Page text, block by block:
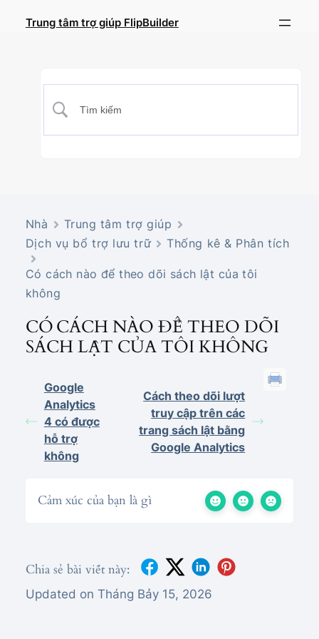
Trung tâm trợ giúp FlipBuilder
Nhà
Trung tâm trợ giúp
Dịch vụ bổ trợ lưu trữ
Thống kê & Phân tích
Có cách nào để theo dõi sách lật của tôi
không
CÓ CÁCH NÀO ĐỂ THEO DÕI
SÁCH LẬT CỦA TÔI KHÔNG
Google
Analytics
4 có được
hỗ trợ
không
Cách theo dõi lượt
truy cập trên các
trang sách lật bằng
Google Analytics
Cảm xúc của bạn là gì
Chia sẻ bài viết này:
Updated on Tháng Bảy 15, 2026